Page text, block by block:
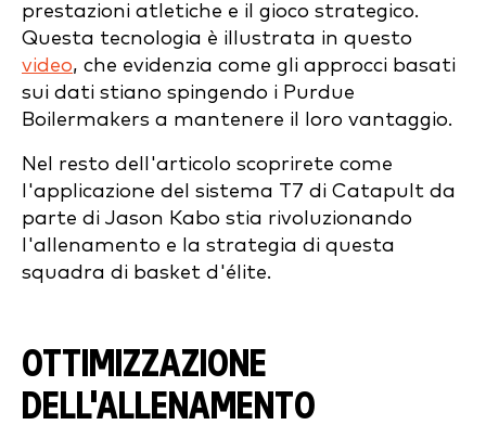
prestazioni atletiche e il gioco strategico.
Questa tecnologia è illustrata in questo
video, che evidenzia come gli approcci basati
sui dati stiano spingendo i Purdue
Boilermakers a mantenere il loro vantaggio.
Nel resto dell'articolo scoprirete come
l'applicazione del sistema T7 di Catapult da
parte di Jason Kabo stia rivoluzionando
l'allenamento e la strategia di questa
squadra di basket d'élite.
OTTIMIZZAZIONE
DELL'ALLENAMENTO